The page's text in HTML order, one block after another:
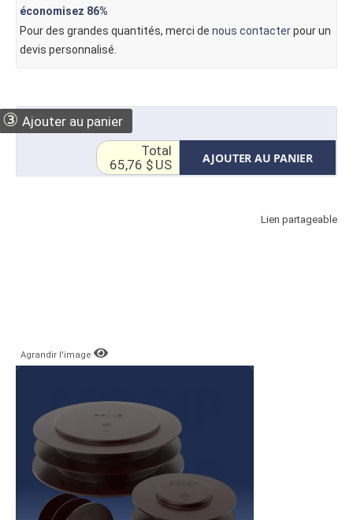
économisez 86%
Pour des grandes quantités, merci de nous contacterpour un
devis personnalisé.
③ Ajouter au panier
AJOUTER AU PANIER
Total
65,76 $ US
Lien partageable
Agrandir l'image